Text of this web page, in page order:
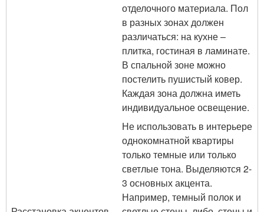
отделочного материала. Пол
в разных зонах должен
различаться: на кухне –
плитка, гостиная в ламинате.
В спальной зоне можно
постелить пушистый ковер.
Каждая зона должна иметь
индивидуальное освещение.
Не использовать в интерьере
однокомнатной квартиры
только темные или только
светлые тона. Выделяются 2-
3 основных акцента.
Например, темный полок и